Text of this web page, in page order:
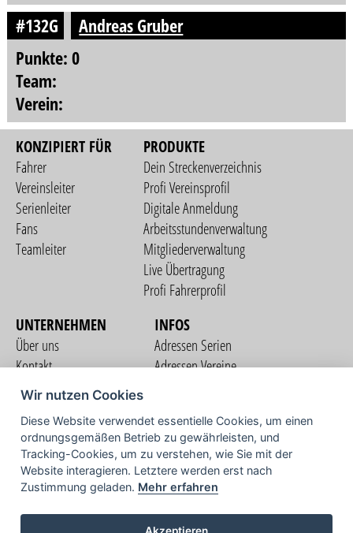
#132G
Andreas Gruber
Punkte: 0
Team:
Verein:
KONZIPIERT FÜR
Fahrer
Vereinsleiter
Serienleiter
Fans
Teamleiter
PRODUKTE
Dein Streckenverzeichnis
Profi Vereinsprofil
Digitale Anmeldung
Arbeitsstundenverwaltung
Mitgliederverwaltung
Live Übertragung
Profi Fahrerprofil
UNTERNEHMEN
Über uns
Kontakt
Nutzungsbedingungen
Datenschutzerklärung
Impressum
INFOS
Adressen Serien
Adressen Vereine
COMMUNITY
TV
Wir nutzen Cookies
Diese Website verwendet essentielle Cookies, um einen
ordnungsgemäßen Betrieb zu gewährleisten, und
Tracking-Cookies, um zu verstehen, wie Sie mit der
Website interagieren. Letztere werden erst nach
Zustimmung geladen. Mehr erfahren